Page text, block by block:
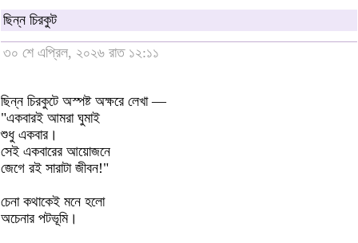
ছিন্ন চিরকুট
৩০ শে এপ্রিল, ২০২৬ রাত ১২:১১
ছিন্ন চিরকুটে অস্পষ্ট অক্ষরে লেখা —
"একবারই আমরা ঘুমাই
শুধু একবার।
সেই একবারের আয়োজনে
জেগে রই সারাটা জীবন!"
চেনা কথাকেই মনে হলো
অচেনার পটভূমি।